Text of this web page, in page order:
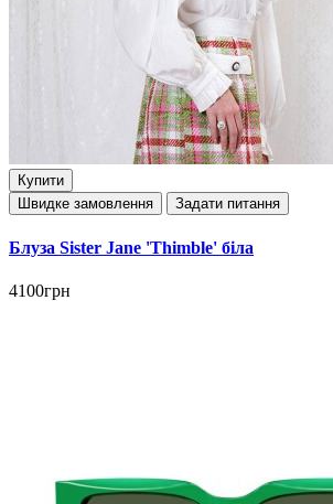
Купити
Швидке замовлення
Задати питання
Блуза Sister Jane 'Thimble' біла
4100грн